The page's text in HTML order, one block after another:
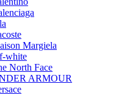
Margiela
white
North Face
ARMOUR